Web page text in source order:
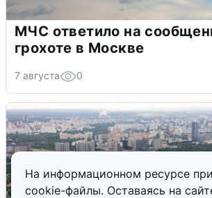
На информационном ресурсе
cookie-файлы. Оставаясь на
МЧС ответило на
грохоте в Москве
7 августа 0